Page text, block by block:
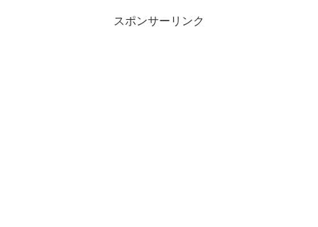
スポンサーリンク